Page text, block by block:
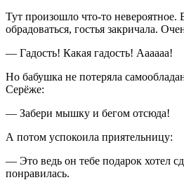
Тут произошло что-то невероятное.
обрадоваться, гостья закричала.
— Гадость! Какая гадость! Аааааа!
Но бабушка не потеряла
Серёже:
— Забери мышку и бегом отсюда!
А потом успокоила приятельницу:
— Это ведь он тебе подарок хотел
понравилась.